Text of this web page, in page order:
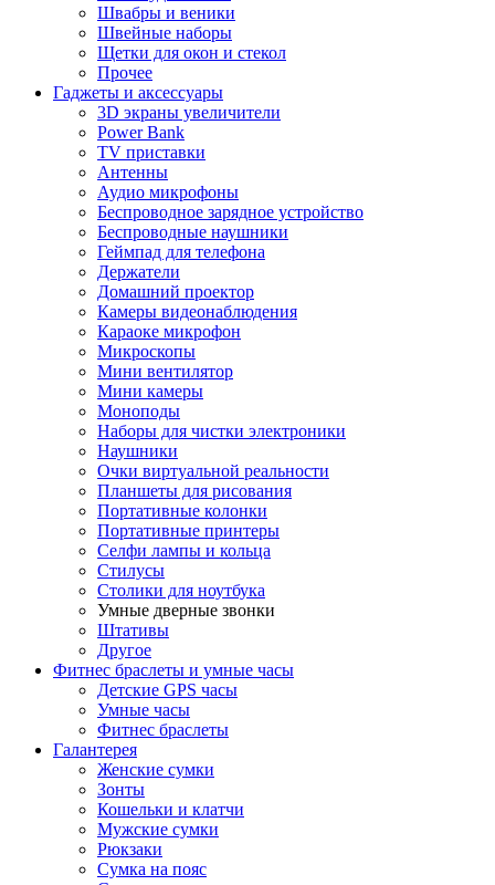
Швабры и веники
Швейные наборы
Щетки для окон и стекол
Прочее
Гаджеты и аксессуары
3D экраны увеличители
Power Bank
TV приставки
Антенны
Аудио микрофоны
Беспроводное зарядное устройство
Беспроводные наушники
Геймпад для телефона
Держатели
Домашний проектор
Камеры видеонаблюдения
Караоке микрофон
Микроскопы
Мини вентилятор
Мини камеры
Моноподы
Наборы для чистки электроники
Наушники
Очки виртуальной реальности
Планшеты для рисования
Портативные колонки
Портативные принтеры
Селфи лампы и кольца
Стилусы
Столики для ноутбука
Умные дверные звонки
Штативы
Другое
Фитнес браслеты и умные часы
Детские GPS часы
Умные часы
Фитнес браслеты
Галантерея
Женские сумки
Зонты
Кошельки и клатчи
Мужские сумки
Рюкзаки
Сумка на пояс